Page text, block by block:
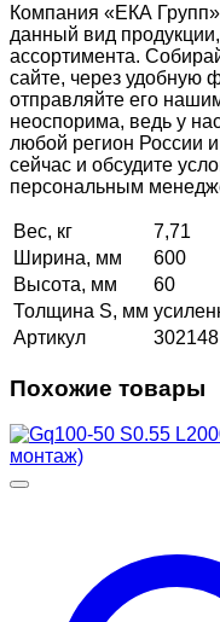
Компания «ЕКА Групп»
данный вид
ассортимента.
сайте, через удобную
отправляйте его
неоспорима, ведь у
любой регион России
сейчас и обсудите
персональным
Вес, кг
7,71
Ширина, мм
600
Высота, мм
60
Толщина S, мм
Артикул
302148
Похожие товары